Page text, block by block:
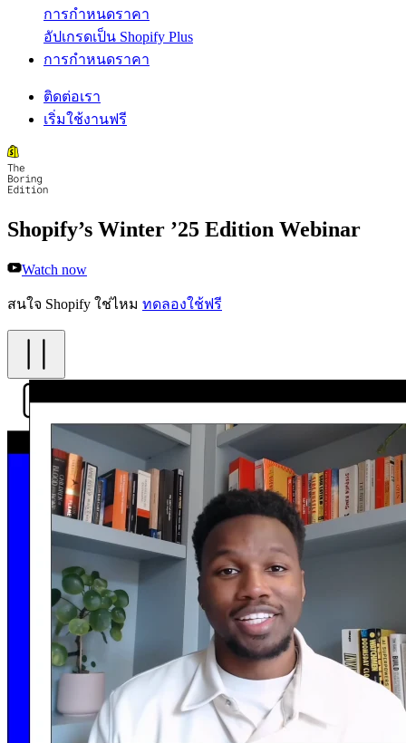
การกำหนดราคา
อัปเกรดเป็น Shopify Plus
การกำหนดราคา
ติดต่อเรา
เริ่มใช้งานฟรี
Shopify’s Winter ’25 Edition Webinar
Watch now
สนใจ Shopify ใช่ไหม ทดลองใช้ฟรี